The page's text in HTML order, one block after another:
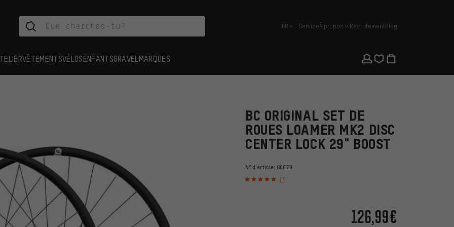
français
FR ServiceÀ propos RecrutementBlog
VÊTEMENTSVÉLOSENFANTSGRAVEL MARQUES
BC ORIGINAL SET DE
ROUES LOAMER MK2 DISC
CENTER LOCK 29" BOOST
N° d'article: 80079
13
126,99€